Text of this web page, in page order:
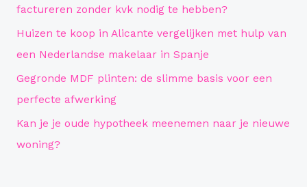
n
a
factureren zonder kvk nodig te hebben?
Huizen te koop in Alicante vergelijken met hulp van
een Nederlandse makelaar in Spanje
Gegronde MDF plinten: de slimme basis voor een
perfecte afwerking
Kan je je oude hypotheek meenemen naar je nieuwe
woning?